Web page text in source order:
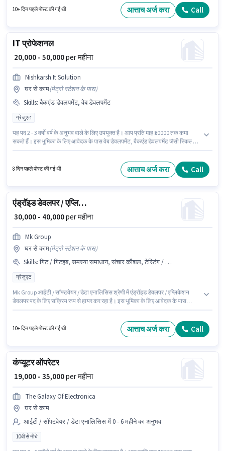
आवेदन कर सकते हैं। यह भूमिका 4 - 6+ वर्षो वर्ष के अनुभव वाले के लिए खुली है, मासिक वेतन
10+ दिन पहले पोस्ट की गई थी आत्ताच अर्ज करा Call
IT प्रोफेशनल
₹ 20,000 - 50,000per महीना
Nishkarsh It Solution
घर से काम(मेट्रो स्टेशन के पास)
Skills: बैकएंड डेवलपमेंट, वेब डेवलपमेंट
ग्रेजुएट
यह पद 2 - 3 वर्षो वर्ष के अनुभव वाले के लिए उपयुक्त है। आप प्रति माह ₹50000 तक कमा
सकते हैं। इस भूमिका के लिए आवेदक के पास वेब डेवलपमेंट, बैकएंड डेवलपमेंट जैसी स्किल्स
Nishkarsh It Solution आईटी / सॉफ्टवेयर / डेटा एनालिसिस श्रेणी में IT प्रोफेशनल पद के
8 दिन पहले पोस्ट की गई थी आत्ताच अर्ज करा Call
एंड्रॉइड डेवलपर / एप्लिकेशन डेवलपर
₹ 30,000 - 40,000per महीना
Mk Group
घर से काम(मेट्रो स्टेशन के पास)
Skills: गिट / गिटहब, समस्या समाधान, संचार कौशल, टेस्टिंग / क्यूए (मैनुअल / ऑटोमेशन), जावा
ग्रेजुएट
Mk Group आईटी / सॉफ्टवेयर / डेटा एनालिसिस श्रेणी में एंड्रॉइड डेवलपर / एप्लिकेशन
डेवलपर पद के लिए सक्रिय रूप से हायर कर रहा है। इस भूमिका के लिए आवेदक के पास
Fixed सैलरी उपलब्ध है। इस पद के लिए उम्मीदवार के पास ग्रेजुएट डिग्री/सर्टिफिकेट होना
अनिवार्य है। यह भूमिका 2 - 6+ वर्षो वर्ष के अनुभव वाले के लिए खुली है, मासिक वेतन ₹40000
10+ दिन पहले पोस्ट की गई थी आत्ताच अर्ज करा Call
कंप्यूटर ऑपरेटर
₹ 19,000 - 35,000per महीना
The Galaxy Of Electronica
घर से काम
आईटी / सॉफ्टवेयर / डेटा एनालिसिस में 0 - 6 महीने का अनुभव
10वीं से नीचे